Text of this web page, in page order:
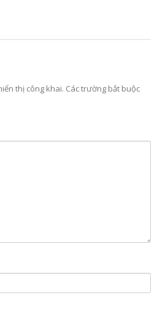
thị công khai. Các trường bắt buộc